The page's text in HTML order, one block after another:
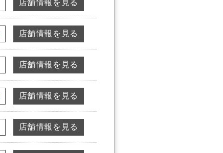
店舗情報を見る
店舗情報を見る
店舗情報を見る
店舗情報を見る
店舗情報を見る